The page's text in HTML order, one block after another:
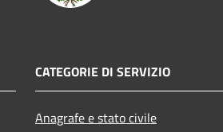
CATEGORIE DI SERVIZIO
Anagrafe e stato civile